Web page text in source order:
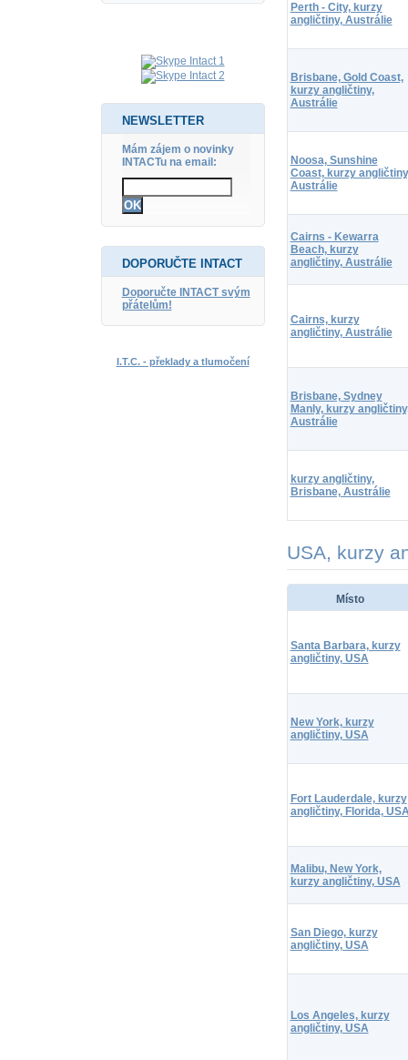
NEWSLETTER
Mám zájem o novinky
INTACTu na email:
DOPORUČTE INTACT
Doporučte INTACT svým
přátelům!
I.T.C. - překlady a tlumočení
Perth - City, kurzy
angličtiny, Austrálie
Brisbane, Gold Coast,
kurzy angličtiny,
Austrálie
Noosa, Sunshine
Coast, kurzy
Austrálie
Cairns - Kewarra
Beach, kurzy
angličtiny, Austrálie
Cairns, kurzy
angličtiny, Austrálie
Brisbane, Sydney
Manly, kurzy
Austrálie
kurzy angličtiny,
Brisbane, Austrálie
USA, kurzy
Místo
Santa Barbara, kurzy
angličtiny, USA
New York, kurzy
angličtiny, USA
Fort Lauderdale, kurzy
angličtiny, Florida,
Malibu, New York,
kurzy angličtiny, USA
San Diego, kurzy
angličtiny, USA
Los Angeles, kurzy
angličtiny, USA